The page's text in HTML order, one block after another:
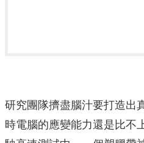
研究團隊擠盡腦汁要打造出
時電腦的應變能力還是比不